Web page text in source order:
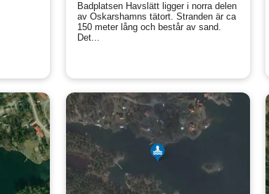
Badplatsen Havslätt ligger i norra delen
av Oskarshamns tätort. Stranden är ca
150 meter lång och består av sand.
Det...